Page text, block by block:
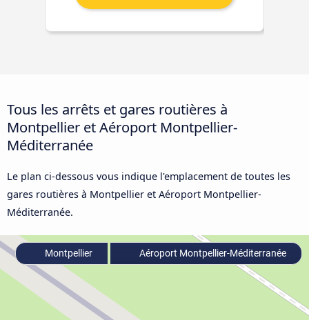
Tous les arrêts et gares routières à
Montpellier et Aéroport Montpellier-
Méditerranée
Le plan ci-dessous vous indique l'emplacement de toutes les
gares routières à Montpellier et Aéroport Montpellier-
Méditerranée.
Montpellier Aéroport Montpellier-Méditerranée